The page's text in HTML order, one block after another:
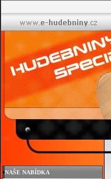
NAŠE NABÍDKA